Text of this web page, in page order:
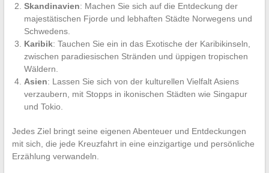
Skandinavien: Machen Sie sich auf die Entdeckung der
majestätischen Fjorde und lebhaften Städte Norwegens und
Schwedens.
Karibik: Tauchen Sie ein in das Exotische der Karibikinseln,
zwischen paradiesischen Stränden und üppigen tropischen
Wäldern.
Asien: Lassen Sie sich von der kulturellen Vielfalt Asiens
verzaubern, mit Stopps in ikonischen Städten wie Singapur
und Tokio.
Jedes Ziel bringt seine eigenen Abenteuer und Entdeckungen
mit sich, die jede Kreuzfahrt in eine einzigartige und persönliche
Erzählung verwandeln.